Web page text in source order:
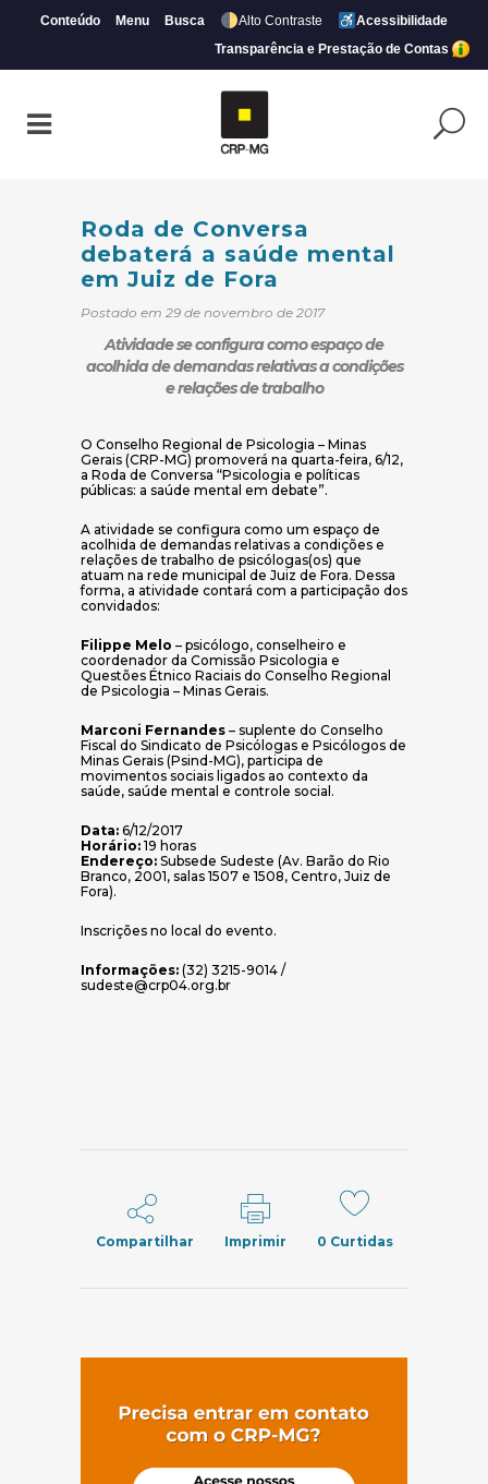
Conteúdo Menu Busca Alto Contraste
Acessibilidade
Transparência e Prestação de Contas
Roda de Conversa
debaterá a saúde mental
em Juiz de Fora
Postado em 29 de novembro de 2017
Atividade se configura como espaço de
acolhida de demandas relativas a condições
e relações de trabalho
O Conselho Regional de Psicologia – Minas
Gerais (CRP-MG) promoverá na quarta-feira, 6/12,
a Roda de Conversa “Psicologia e políticas
públicas: a saúde mental em debate”.
A atividade se configura como um espaço de
acolhida de demandas relativas a condições e
relações de trabalho de psicólogas(os) que
atuam na rede municipal de Juiz de Fora. Dessa
forma, a atividade contará com a participação dos
convidados:
Filippe Melo – psicólogo, conselheiro e
coordenador da Comissão Psicologia e
Questões Étnico Raciais do Conselho Regional
de Psicologia – Minas Gerais.
Marconi Fernandes – suplente do Conselho
Fiscal do Sindicato de Psicólogas e Psicólogos de
Minas Gerais (Psind-MG), participa de
movimentos sociais ligados ao contexto da
saúde, saúde mental e controle social.
Data: 6/12/2017
Horário: 19 horas
Endereço: Subsede Sudeste (Av. Barão do Rio
Branco, 2001, salas 1507 e 1508, Centro, Juiz de
Fora).
Inscrições no local do evento.
Informações: (32) 3215-9014 /
sudeste@crp04.org.br
Compartilhar Imprimir 0 Curtidas